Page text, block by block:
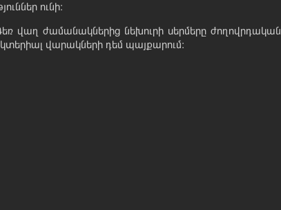
ունի։
վաղ ժամանակներից նեխուրի սերմերը ժողովրդական
վարակների դեմ պայքարում։